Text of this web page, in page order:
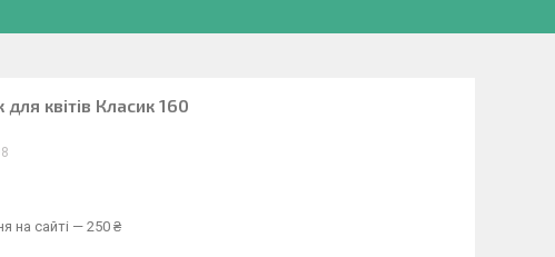
квітів Класик 160
на сайті — 250 ₴